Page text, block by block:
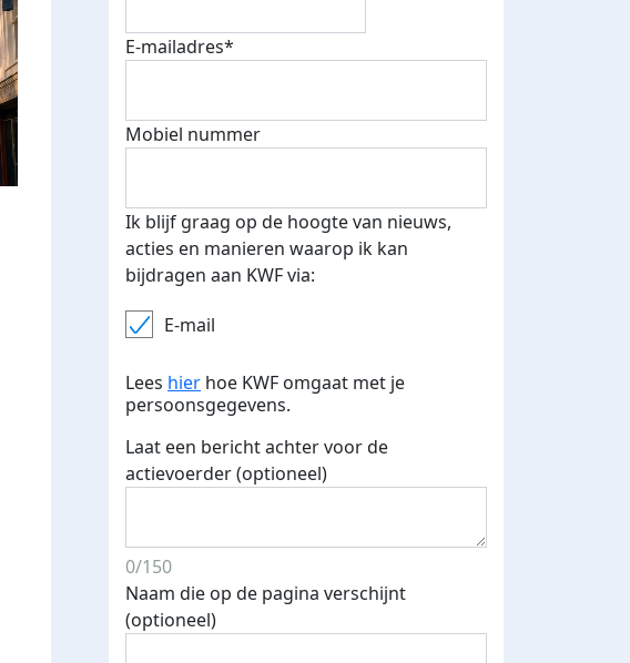
Deel op
E-mailadres*
Mobiel nummer
Ik blijf graag op de hoogte van nieuws,
acties en manieren waarop ik kan
bijdragen aan KWF via:
E-mail
Lees hier hoe KWF omgaat met je
persoonsgegevens.
Laat een bericht achter voor de
actievoerder (optioneel)
0/150
Naam die op de pagina verschijnt
(optioneel)